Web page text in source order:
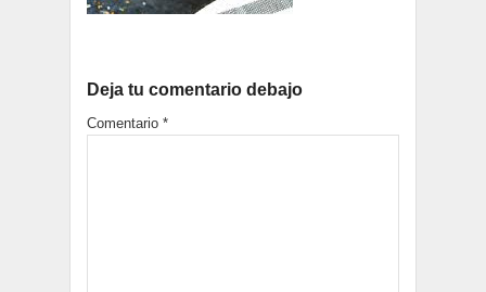
Deja tu comentario debajo
Comentario *